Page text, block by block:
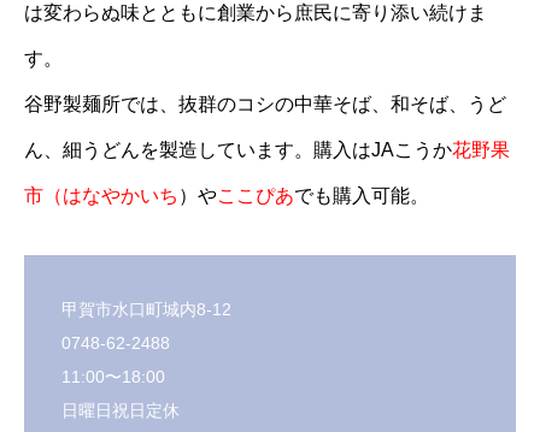
は変わらぬ味とともに創業から庶民に寄り添い続けま
す。
谷野製麺所では、抜群のコシの中華そば、和そば、うど
ん、細うどんを製造しています。購入はJAこうか花野果
市（はなやかいち ）やここぴあでも購入可能。
甲賀市水口町城内8-12
0748-62-2488
11:00〜18:00
日曜日祝日定休